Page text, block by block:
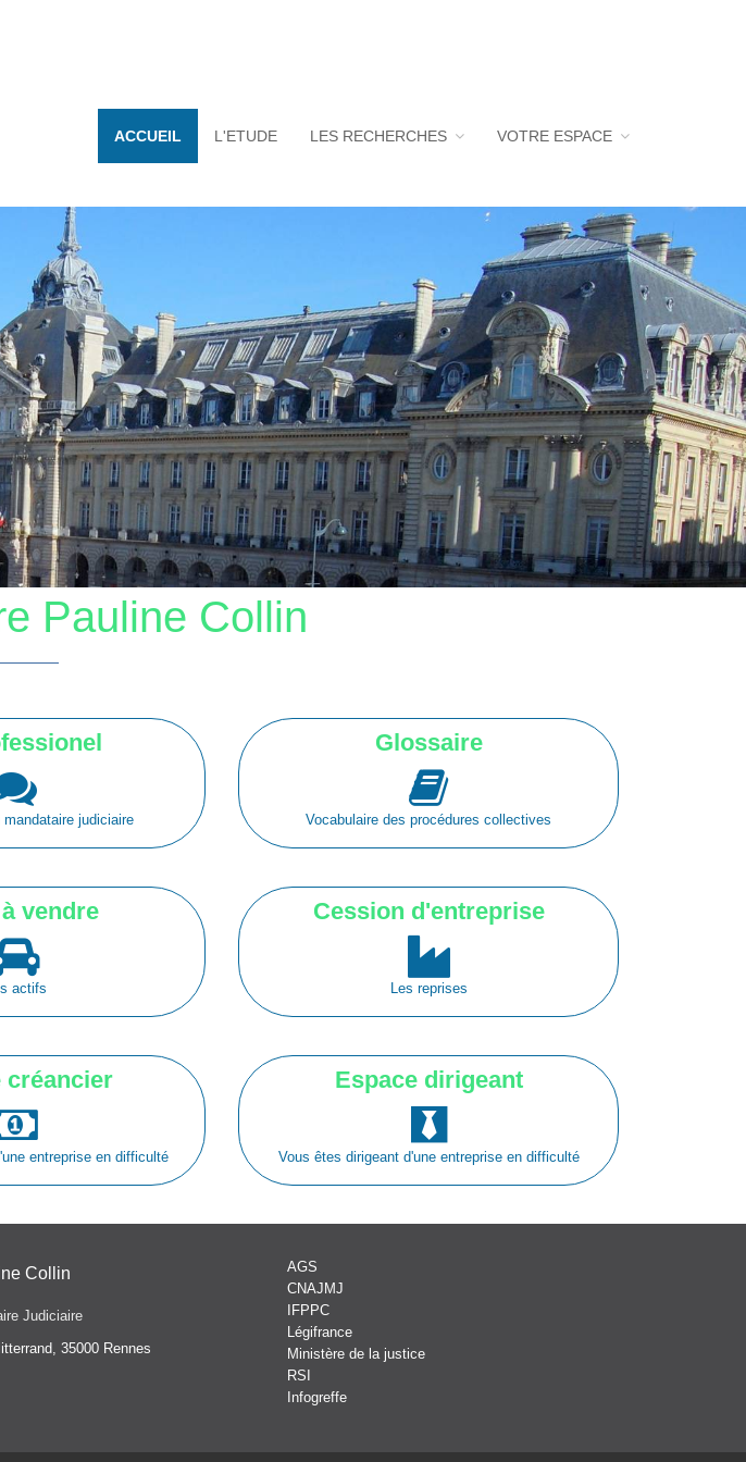
ACCUEIL L'ETUDE LES RECHERCHES VOTRE ESPACE
Pauline Collin
judiciaire
Glossaire
Vocabulaire des procédures collectives
vendre
actifs
Cession d'entreprise
Les reprises
créancier
entreprise en difficulté
Espace dirigeant
Vous êtes dirigeant d'une entreprise en difficulté
Collin
Judiciaire
35000 Rennes
AGS
CNAJMJ
IFPPC
Légifrance
Ministère de la justice
RSI
Infogreffe